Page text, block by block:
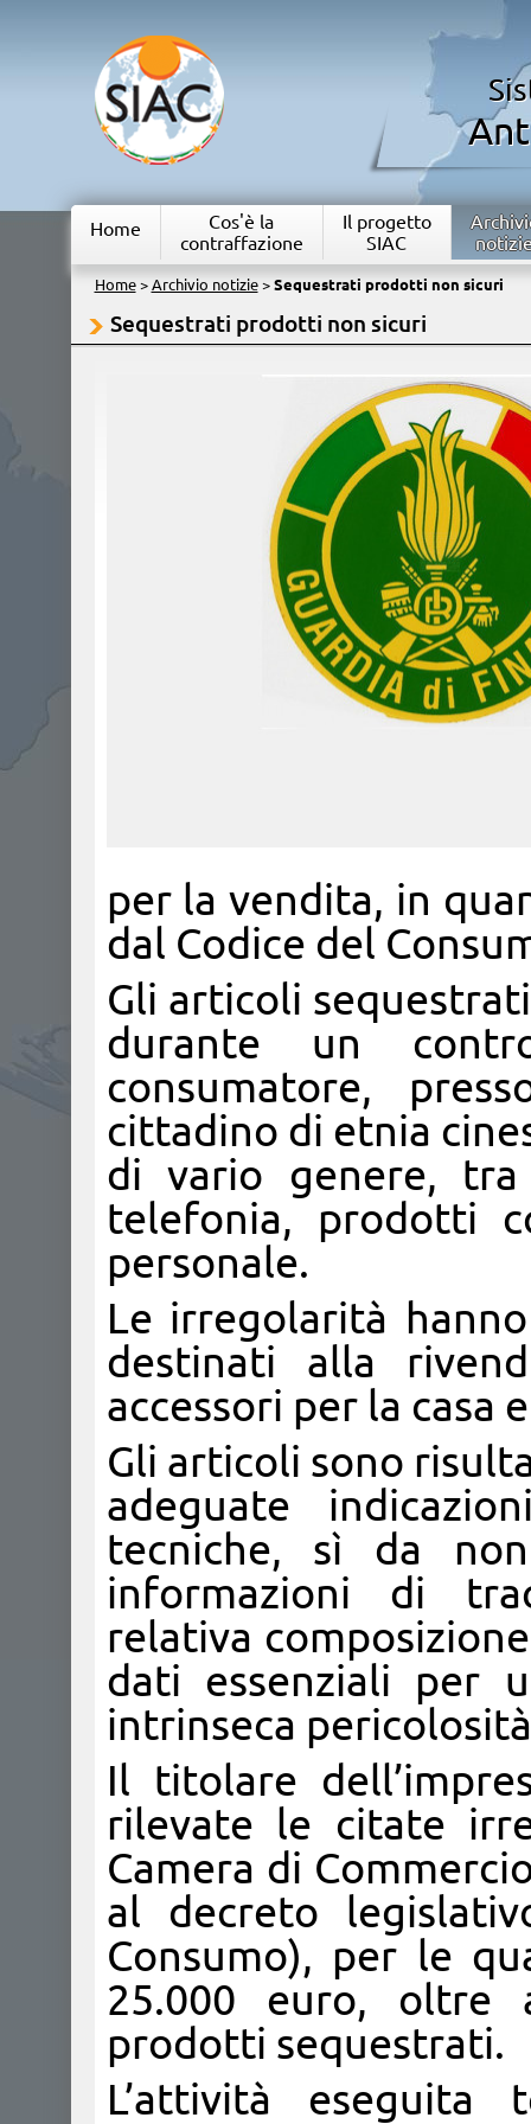
Home
Cos'è la
contraffazione
Il progetto
SIAC
Home> Archivio notizie> Sequestrati prodotti non sicuri
Sequestrati prodotti non sicuri
per la vendita, in
dal Codice del
Gli articoli
durante un
consumatore,
cittadino di etnia
di vario genere,
telefonia, prodotti
personale.
Le irregolarità
destinati alla
accessori per la casa
Gli articoli sono
adeguate
tecniche, sì da
informazioni di
relativa
dati essenziali per
intrinseca
Il titolare
rilevate le citate
Camera di
al decreto
Consumo), per le
25.000 euro, oltre
prodotti sequestrati.
L’attività eseguita